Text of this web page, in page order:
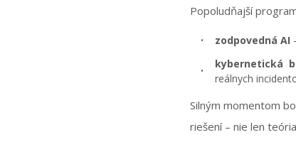
Popoludňajší
zodpovedná AI
kybernetická
reálnych
Silným momentom
riešení – nie len